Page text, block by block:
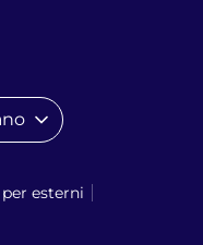
esterni